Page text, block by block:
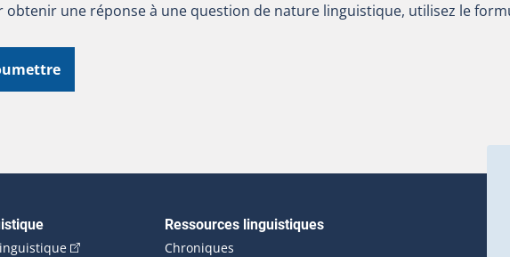
obtenir une réponse à une question de nature linguistique, utilisez le
(Cet hyperlien externe s'ouvrira dans une nouvelle fenêtre.)
Ressources linguistiques
Chroniques